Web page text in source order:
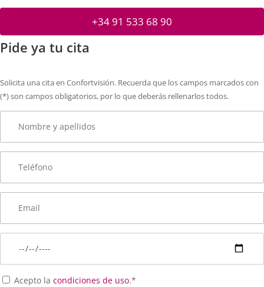
+34 91 533 68 90
Pide ya tu cita
Solicita una cita en Confortvisión. Recuerda que los campos marcados con
(*) son campos obligatorios, por lo que deberás rellenarlos todos.
Acepto la condiciones de uso.*